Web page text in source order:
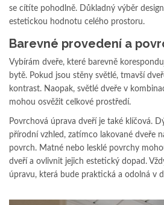
se cítíte pohodlně. Důkladný výběr
estetickou hodnotu celého prostoru.
Barevné provedení a
Vybírám dveře, které barevně
bytě. Pokud jsou stěny světlé, tmavší
kontrast. Naopak, světlé dveře v
mohou osvěžit celkové prostředí.
Povrchová úprava dveří je také klíčová.
přírodní vzhled, zatímco lakované dveře
povrch. Matné nebo lesklé povrchy
dveří a ovlivnit jejich estetický dopad.
úpravu, která bude praktická a odolná v